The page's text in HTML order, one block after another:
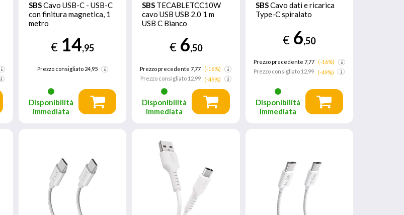
SBSCavo USB-C - USB-C
con finitura magnetica, 1
metro
€ 14,95
Prezzo consigliato24,95
Disponibilità
immediata
SBS TECABLETCC10W
cavo USB USB 2.0 1 m
USB C Bianco
€ 6,50
Prezzo precedente 7,77
(-16%)
Prezzo consigliato12,99 (-49%)
Disponibilità
immediata
SBSCavo dati e ricarica
Type-C spiralato
€ 6,50
Prezzo precedente 7,77
(-16%)
Prezzo consigliato 12,99 (-49%)
Disponibilità
immediata